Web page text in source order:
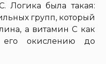
Логика была такая:
групп, который
а витамин C как
его окислению до